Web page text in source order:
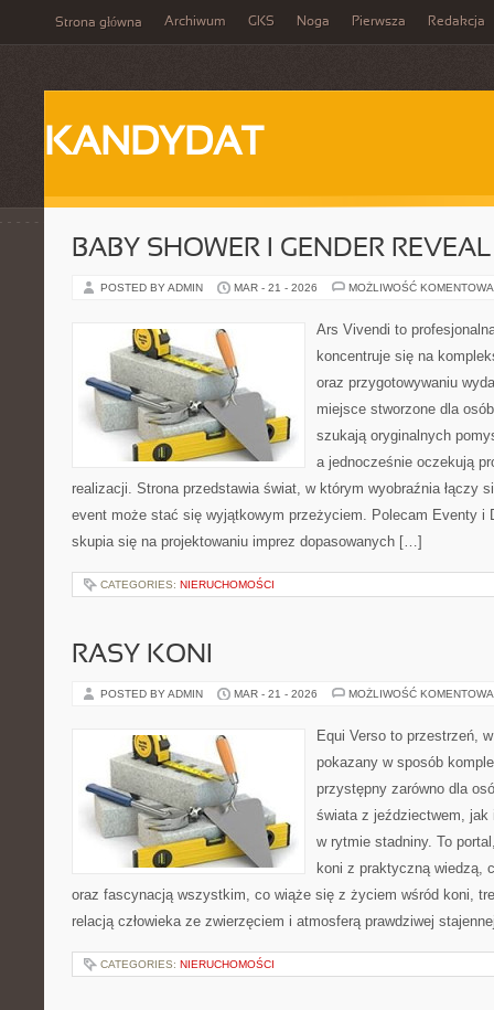
Strona główna Archiwum GKS Noga Pierwsza Redakcja
KANDYDAT
BABY SHOWER I GENDER REVEAL
POSTED BY ADMIN MAR - 21 - 2026 MOŻLIWOŚĆ
Ars Vivendi to
koncentruje się na
oraz przygotowywaniu
miejsce stworzone dla
szukają oryginalnych
a jednocześnie oczekują
realizacji. Strona przedstawia świat, w którym wyobraźnia łączy
event może stać się wyjątkowym przeżyciem. Polecam Eventy i
skupia się na projektowaniu imprez dopasowanych […]
CATEGORIES: NIERUCHOMOŚCI
RASY KONI
POSTED BY ADMIN MAR - 21 - 2026 MOŻLIWOŚĆ
Equi Verso to przestrzeń,
pokazany w sposób
przystępny zarówno dla
świata z jeździectwem,
w rytmie stadniny. To
koni z praktyczną wiedzą,
oraz fascynacją wszystkim, co wiąże się z życiem wśród koni,
relacją człowieka ze zwierzęciem i atmosferą prawdziwej
CATEGORIES: NIERUCHOMOŚCI